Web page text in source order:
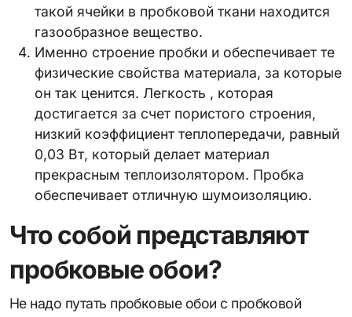
такой ячейки в пробковой ткани находится
газообразное вещество.
Именно строение пробки и обеспечивает те
физические свойства материала, за которые
он так ценится. Легкость , которая
достигается за счет пористого строения,
низкий коэффициент теплопередачи, равный
0,03 Вт, который делает материал
прекрасным теплоизолятором. Пробка
обеспечивает отличную шумоизоляцию.
Что собой представляют
пробковые обои?
Не надо путать пробковые обои с пробковой